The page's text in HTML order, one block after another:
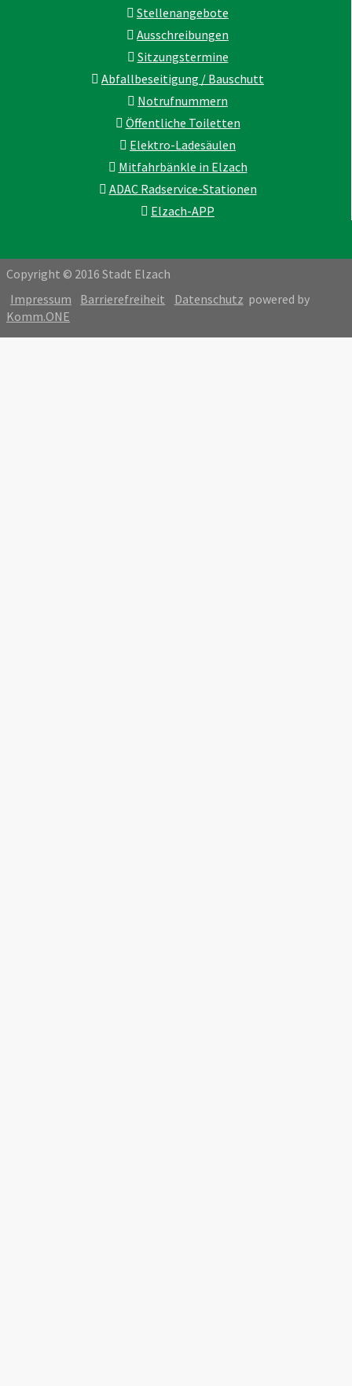
Stellenangebote
Ausschreibungen
Sitzungstermine
Abfallbeseitigung / Bauschutt
Notrufnummern
Öffentliche Toiletten
Elektro-Ladesäulen
Mitfahrbänkle in Elzach
ADAC Radservice-Stationen
Elzach-APP
Copyright © 2016 Stadt Elzach
Impressum
Barrierefreiheit Datenschutz powered by
Komm.ONE